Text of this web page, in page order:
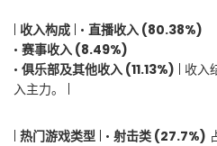
收入构成 | • 直播收入 (80.38%)
• 赛事收入 (8.49%)
• 俱乐部及其他收入 (11.13%) | 收
入主力。 |
热门游戏类型 | • 射击类 (27.7%)